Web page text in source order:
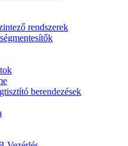
rendszerek
berendezések